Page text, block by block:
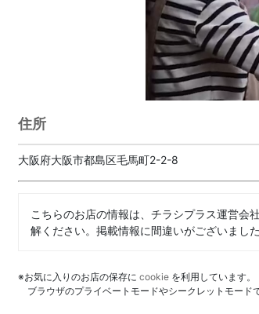
住所
大阪府大阪市都島区毛馬町2-2-8
こちらのお店の情報は、チラシプラス運営会
解ください。掲載情報に間違いがございまし
※お気に入りのお店の保存に cookie を利用しています。
ブラウザのプライベートモードやシークレットモード